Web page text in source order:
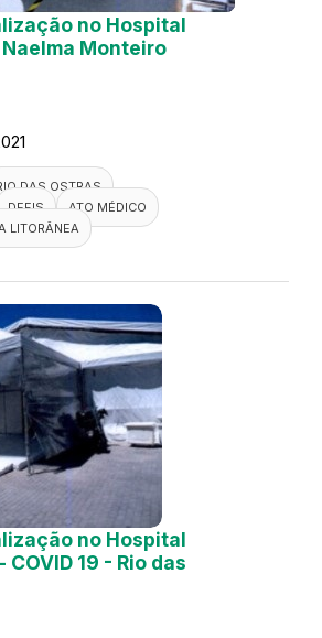
no Hospital
Monteiro
DAS OSTRAS
DEFIS
ATO MÉDICO
LITORÂNEA
no Hospital
19 - Rio das